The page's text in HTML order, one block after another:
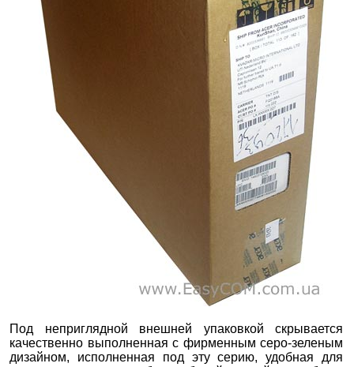
Под неприглядной внешней упаковкой скрывается
качественно выполненная с фирменным серо-зеленым
дизайном, исполненная под эту серию, удобная для